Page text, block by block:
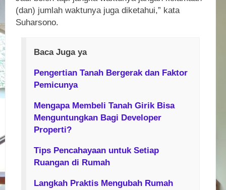
(dan) jumlah waktunya juga diketahui,” kata
Suharsono.
Baca Juga ya
Pengertian Tanah Bergerak dan Faktor
Pemicunya
Mengapa Membeli Tanah Girik Bisa
Menguntungkan Bagi Developer
Properti?
Tips Pencahayaan untuk Setiap
Ruangan di Rumah
Langkah Praktis Mengubah Rumah